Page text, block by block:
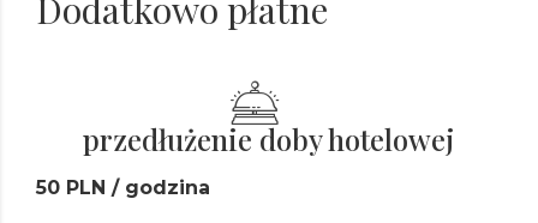
przedłużenie doby hotelowej
50 PLN / godzina